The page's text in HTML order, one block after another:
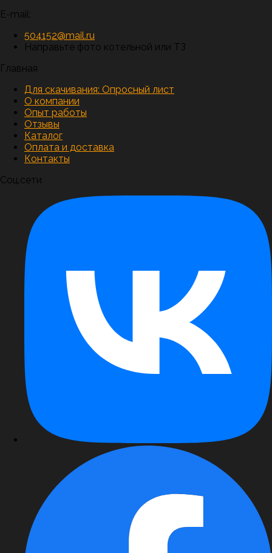
E-mail:
504152@mail.ru
Направьте фото котельной или ТЗ
Главная
Для скачивания: Опросный лист
О компании
Опыт работы
Отзывы
Каталог
Оплата и доставка
Контакты
Соц.сети